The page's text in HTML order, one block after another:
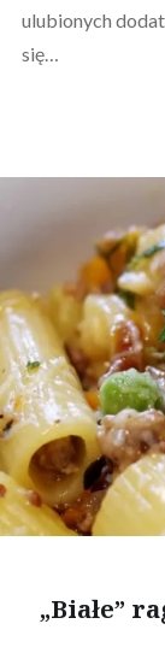
ulubionych
się…
„Białe”